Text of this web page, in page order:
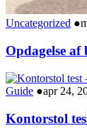
Uncategorized ●
Opdagelse
Guide ●apr 24,
Kontorstol